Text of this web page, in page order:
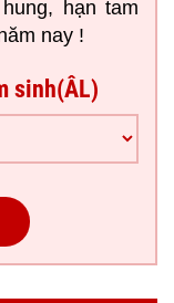
hạn tam
nay !
sinh(ÂL)